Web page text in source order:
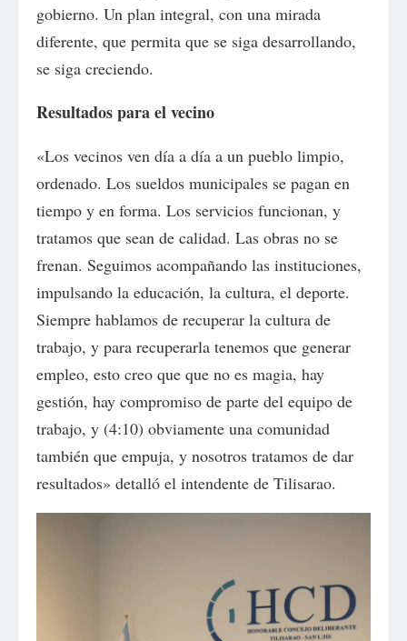
gobierno. Un plan integral, con una mirada
diferente, que permita que se siga desarrollando,
se siga creciendo.
Resultados para el vecino
«Los vecinos ven día a día a un pueblo limpio,
ordenado. Los sueldos municipales se pagan en
tiempo y en forma. Los servicios funcionan, y
tratamos que sean de calidad. Las obras no se
frenan. Seguimos acompañando las instituciones,
impulsando la educación, la cultura, el deporte.
Siempre hablamos de recuperar la cultura de
trabajo, y para recuperarla tenemos que generar
empleo, esto creo que que no es magia, hay
gestión, hay compromiso de parte del equipo de
trabajo, y (4:10) obviamente una comunidad
también que empuja, y nosotros tratamos de dar
resultados» detalló el intendente de Tilisarao.